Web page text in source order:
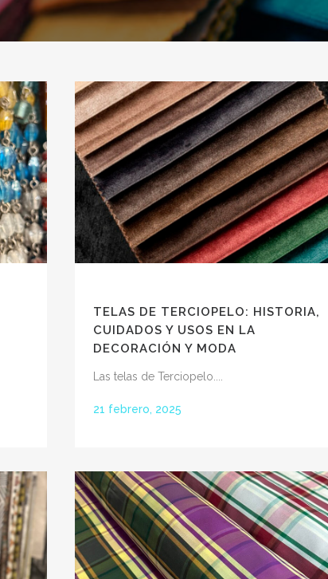
TELAS DE TERCIOPELO: HISTORIA,
CUIDADOS Y USOS EN LA
DECORACIÓN Y MODA
Las telas de Terciopelo....
21 febrero, 2025